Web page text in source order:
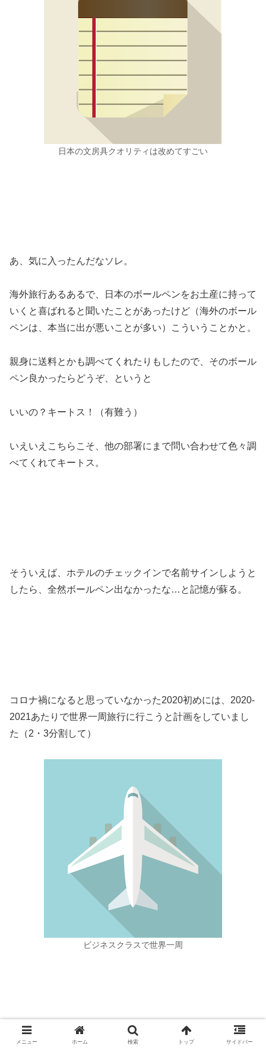
日本の文房具クオリティは改めてすごい
あ、気に入ったんだなソレ。
海外旅行あるあるで、日本のボールペンをお土産に持って
いくと喜ばれると聞いたことがあったけど（海外のボール
ペンは、本当に出が悪いことが多い）こういうことかと。
親身に送料とかも調べてくれたりもしたので、そのボール
ペン良かったらどうぞ、というと
いいの？キートス！（有難う）
いえいえこちらこそ、他の部署にまで問い合わせて色々調
べてくれてキートス。
そういえば、ホテルのチェックインで名前サインしようと
したら、全然ボールペン出なかったな…と記憶が蘇る。
コロナ禍になると思っていなかった2020初めには、2020-
2021あたりで世界一周旅行に行こうと計画をしていまし
た（2・3分割して）
ビジネスクラスで世界一周
メニュー ホーム 検索 トップ サイドバー